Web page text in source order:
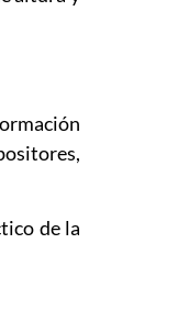
de la